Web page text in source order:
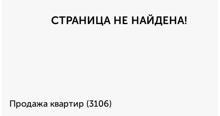
СТРАНИЦА НЕ НАЙДЕНА!
Продажа квартир (3106)